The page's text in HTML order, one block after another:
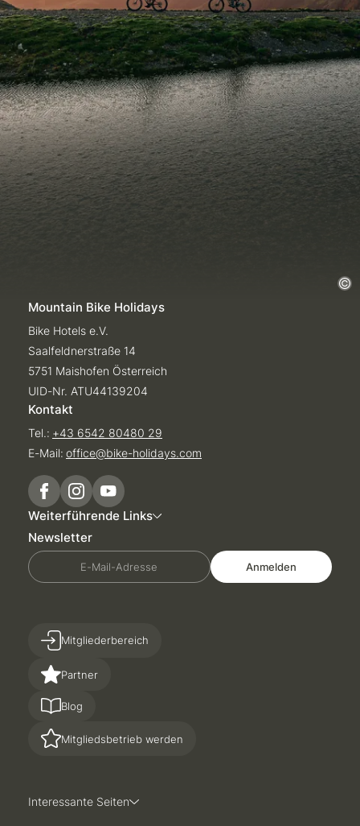
Mountain Bike Holidays
Bike Hotels e.V.
Saalfeldnerstraße 14
5751 Maishofen Österreich
UID-Nr. ATU44139204
Kontakt
Tel.: +43 6542 80480 29
E-Mail: office@bike-holidays.com
Weiterführende Links
Newsletter
E-Mail-Adresse Anmelden
Partner
Blog
Mitgliedsbetrieb werden
Mitgliederbereich
Interessante Seiten